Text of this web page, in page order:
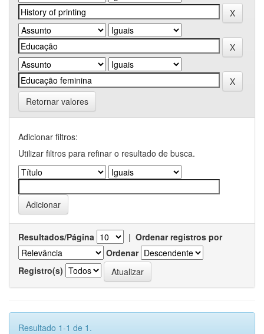
Retornar valores
Adicionar filtros:
Utilizar filtros para refinar o resultado de busca.
Resultados/Página | Ordenar registros por
Ordenar
Registro(s)
Resultado 1-1 de 1.